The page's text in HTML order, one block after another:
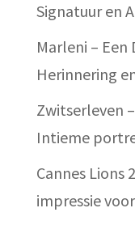
Signatuur en
Marleni –
Herinnering
Zwitserleven
Intieme
Cannes Lions
impressie